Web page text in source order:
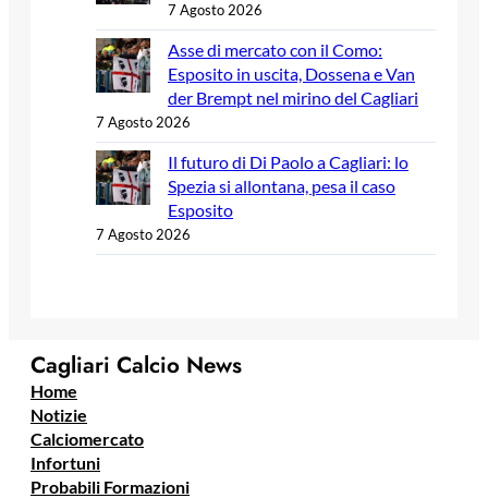
7 Agosto 2026
Asse di mercato con il Como:
Esposito in uscita, Dossena e Van
der Brempt nel mirino del Cagliari
7 Agosto 2026
Il futuro di Di Paolo a Cagliari: lo
Spezia si allontana, pesa il caso
Esposito
7 Agosto 2026
Cagliari Calcio News
Home
Notizie
Calciomercato
Infortuni
Probabili Formazioni